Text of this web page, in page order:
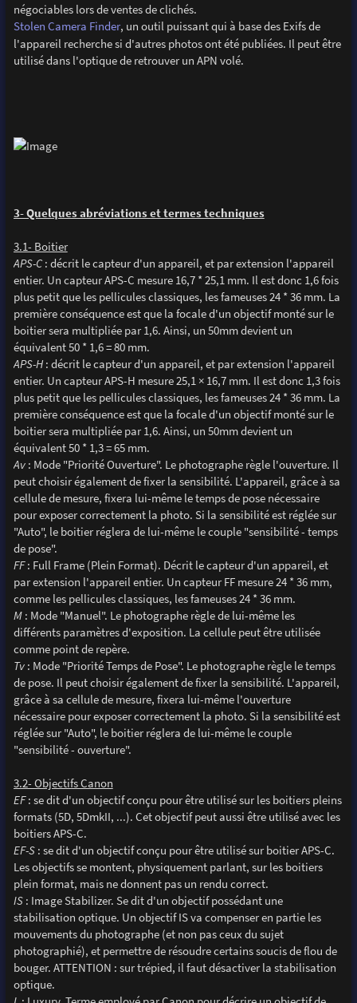
négociables lors de ventes de clichés.
Stolen Camera Finder, un outil puissant qui à base des Exifs de
l'appareil recherche si d'autres photos ont été publiées. Il peut être
utilisé dans l'optique de retrouver un APN volé.
3- Quelques abréviations et termes techniques
3.1- Boitier
APS-C: décrit le capteur d'un appareil, et par extension l'appareil
entier. Un capteur APS-C mesure 16,7 * 25,1 mm. Il est donc 1,6 fois
plus petit que les pellicules classiques, les fameuses 24 * 36 mm. La
première conséquence est que la focale d'un objectif monté sur le
boitier sera multipliée par 1,6. Ainsi, un 50mm devient un
équivalent 50 * 1,6 = 80 mm.
APS-H: décrit le capteur d'un appareil, et par extension l'appareil
entier. Un capteur APS-H mesure 25,1 × 16,7 mm. Il est donc 1,3 fois
plus petit que les pellicules classiques, les fameuses 24 * 36 mm. La
première conséquence est que la focale d'un objectif monté sur le
boitier sera multipliée par 1,6. Ainsi, un 50mm devient un
équivalent 50 * 1,3 = 65 mm.
Av: Mode "Priorité Ouverture". Le photographe règle l'ouverture. Il
peut choisir également de fixer la sensibilité. L'appareil, grâce à sa
cellule de mesure, fixera lui-même le temps de pose nécessaire
pour exposer correctement la photo. Si la sensibilité est réglée sur
"Auto", le boitier réglera de lui-même le couple "sensibilité - temps
de pose".
FF: Full Frame (Plein Format). Décrit le capteur d'un appareil, et
par extension l'appareil entier. Un capteur FF mesure 24 * 36 mm,
comme les pellicules classiques, les fameuses 24 * 36 mm.
M: Mode "Manuel". Le photographe règle de lui-même les
différents paramètres d'exposition. La cellule peut être utilisée
comme point de repère.
Tv: Mode "Priorité Temps de Pose". Le photographe règle le temps
de pose. Il peut choisir également de fixer la sensibilité. L'appareil,
grâce à sa cellule de mesure, fixera lui-même l'ouverture
nécessaire pour exposer correctement la photo. Si la sensibilité est
réglée sur "Auto", le boitier réglera de lui-même le couple
"sensibilité - ouverture".
3.2- Objectifs Canon
EF: se dit d'un objectif conçu pour être utilisé sur les boitiers pleins
formats (5D, 5DmkII, ...). Cet objectif peut aussi être utilisé avec les
boitiers APS-C.
EF-S: se dit d'un objectif conçu pour être utilisé sur boitier APS-C.
Les objectifs se montent, physiquement parlant, sur les boitiers
plein format, mais ne donnent pas un rendu correct.
IS: Image Stabilizer. Se dit d'un objectif possédant une
stabilisation optique. Un objectif IS va compenser en partie les
mouvements du photographe (et non pas ceux du sujet
photographié), et permettre de résoudre certains soucis de flou de
bouger. ATTENTION : sur trépied, il faut désactiver la stabilisation
optique.